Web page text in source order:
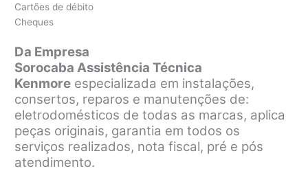
Cartões de débito
Cheques
Da Empresa
Sorocaba Assistência Técnica
Kenmore especializada em instalações,
consertos, reparos e manutenções de:
eletrodomésticos de todas as marcas, aplica
peças originais, garantia em todos os
serviços realizados, nota fiscal, pré e pós
atendimento.